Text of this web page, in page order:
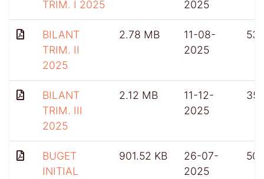
TRIM. I 2025
2025
BILANT
TRIM. II
2025
2.78 MB
11-08-
2025
BILANT
TRIM. III
2025
2.12 MB
11-12-
2025
BUGET
INITIAL
901.52 KB
26-07-
2025